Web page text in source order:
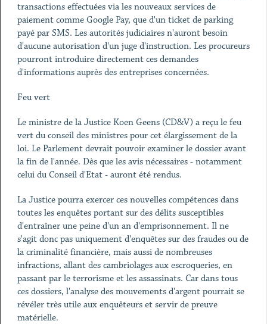
transactions effectuées via les nouveaux services de
paiement comme Google Pay, que d'un ticket de parking
payé par SMS. Les autorités judiciaires n'auront besoin
d'aucune autorisation d'un juge d'instruction. Les procureurs
pourront introduire directement ces demandes
d'informations auprès des entreprises concernées.
Feu vert
Le ministre de la Justice Koen Geens (CD&V) a reçu le feu
vert du conseil des ministres pour cet élargissement de la
loi. Le Parlement devrait pouvoir examiner le dossier avant
la fin de l'année. Dès que les avis nécessaires - notamment
celui du Conseil d'Etat - auront été rendus.
La Justice pourra exercer ces nouvelles compétences dans
toutes les enquêtes portant sur des délits susceptibles
d'entraîner une peine d'un an d'emprisonnement. Il ne
s'agit donc pas uniquement d'enquêtes sur des fraudes ou de
la criminalité financière, mais aussi de nombreuses
infractions, allant des cambriolages aux escroqueries, en
passant par le terrorisme et les assassinats. Car dans tous
ces dossiers, l'analyse des mouvements d'argent pourrait se
révéler très utile aux enquêteurs et servir de preuve
matérielle.